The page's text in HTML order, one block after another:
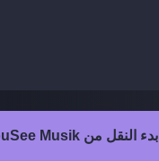
بدء النقل من YouSee Musik إلى Apple Music